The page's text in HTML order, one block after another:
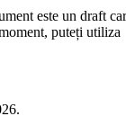
este un draft
puteți utiliza